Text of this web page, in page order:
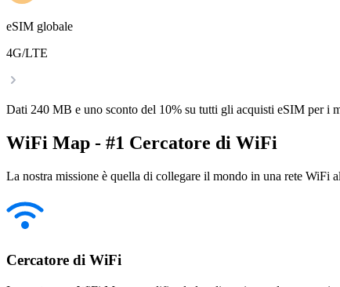
eSIM globale
4G/LTE
Dati 240 MB e uno sconto del 10% su tutti gli acquisti eSIM per i
WiFi Map - #1 Cercatore di WiFi
La nostra missione è quella di collegare il mondo in una rete
Cercatore di WiFi